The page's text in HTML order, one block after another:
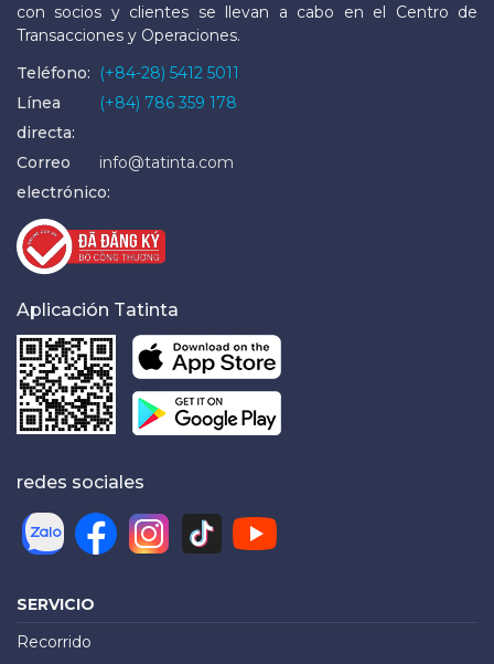
con socios y clientes se llevan a cabo en el Centro de
Transacciones y Operaciones.
Teléfono:
(+84-28) 5412 5011
Línea
directa:
(+84) 786 359 178
Correo
electrónico:
info@tatinta.com
Aplicación Tatinta
redes sociales
SERVICIO
Recorrido